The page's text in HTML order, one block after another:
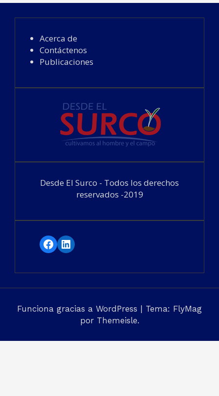
Acerca de
Contáctenos
Publicaciones
Desde El Surco - Todos los derechos
reservados -2019
Facebook
LinkedIn
Funciona gracias a WordPress | Tema: FlyMag
por Themeisle.